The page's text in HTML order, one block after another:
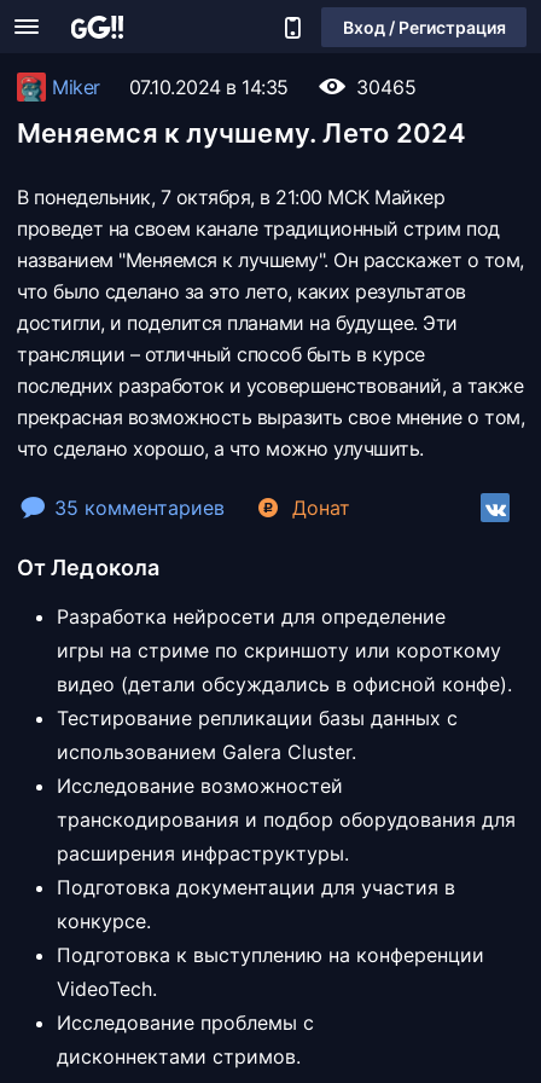
Вход / Регистрация
Miker 07.10.2024 в 14:35 30465
Меняемся к лучшему. Лето 2024
В понедельник, 7 октября, в 21:00 МСК Майкер
проведет на своем канале традиционный стрим под
названием "Меняемся к лучшему". Он расскажет о том,
что было сделано за это лето, каких результатов
достигли, и поделится планами на будущее. Эти
трансляции – отличный способ быть в курсе
последних разработок и усовершенствований, а также
прекрасная возможность выразить свое мнение о том,
что сделано хорошо, а что можно улучшить.
35 комментариев Донат
От Ледокола
Разработка нейросети для определение
игры на стриме по скриншоту или короткому
видео (детали обсуждались в офисной конфе).
Тестирование репликации базы данных с
использованием Galera Cluster.
Исследование возможностей
транскодирования и подбор оборудования для
расширения инфраструктуры.
Подготовка документации для участия в
конкурсе.
Подготовка к выступлению на конференции
VideoTech.
Исследование проблемы с
дисконнектами стримов.